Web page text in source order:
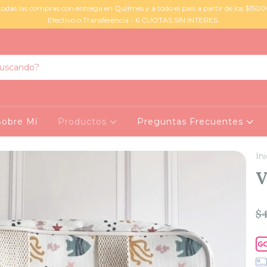
las compras con entrega en Quilmes y a todo el país a partir de los
Efectivo o Transferencia - 6 CUOTAS SIN INTERES.
Mí Productos Preguntas Frecuentes